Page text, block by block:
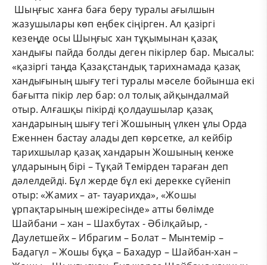
Шыңғыс ханға баға беру туралы ағылшын
жазушылары көп еңбек сіңірген. Ал қазіргі
кезеңде осы Шыңғыс хан тұқымынан қазақ
хандығы пайда болды деген пікірлер бар. Мысалы:
«қазіргі таңда Қазақстандық тарихнамада қазақ
хандығының шығу тегі туралы мәселе бойынша екі
бағытта пікір лер бар: ол толық айқындалмай
отыр. Алғашқы пікірді қолдаушылар қазақ
хандарының шығу тегі Жошының үлкен ұлы Орда
Еженнен бастау алады деп көрсетке, ал кейбір
тарихшылар қазақ хандарын Жошының кенже
ұлдарының бірі – Тұқай Темірден тараған деп
дәлелдейді. Бұл жерде бұл екі дерекке сүйеніп
отыр: «Жамих – ат- тауарихда», «Жошы
ұрпақтарының шежіресінде» атты бөлімде
Шайбани – хан – Шахбутах - Әбілқайыр, -
Даулетшейх – Ибрагим – Болат – Мынтемір –
Бадагүл – Жошы бұқа – Бахадур – Шайбан-хан –